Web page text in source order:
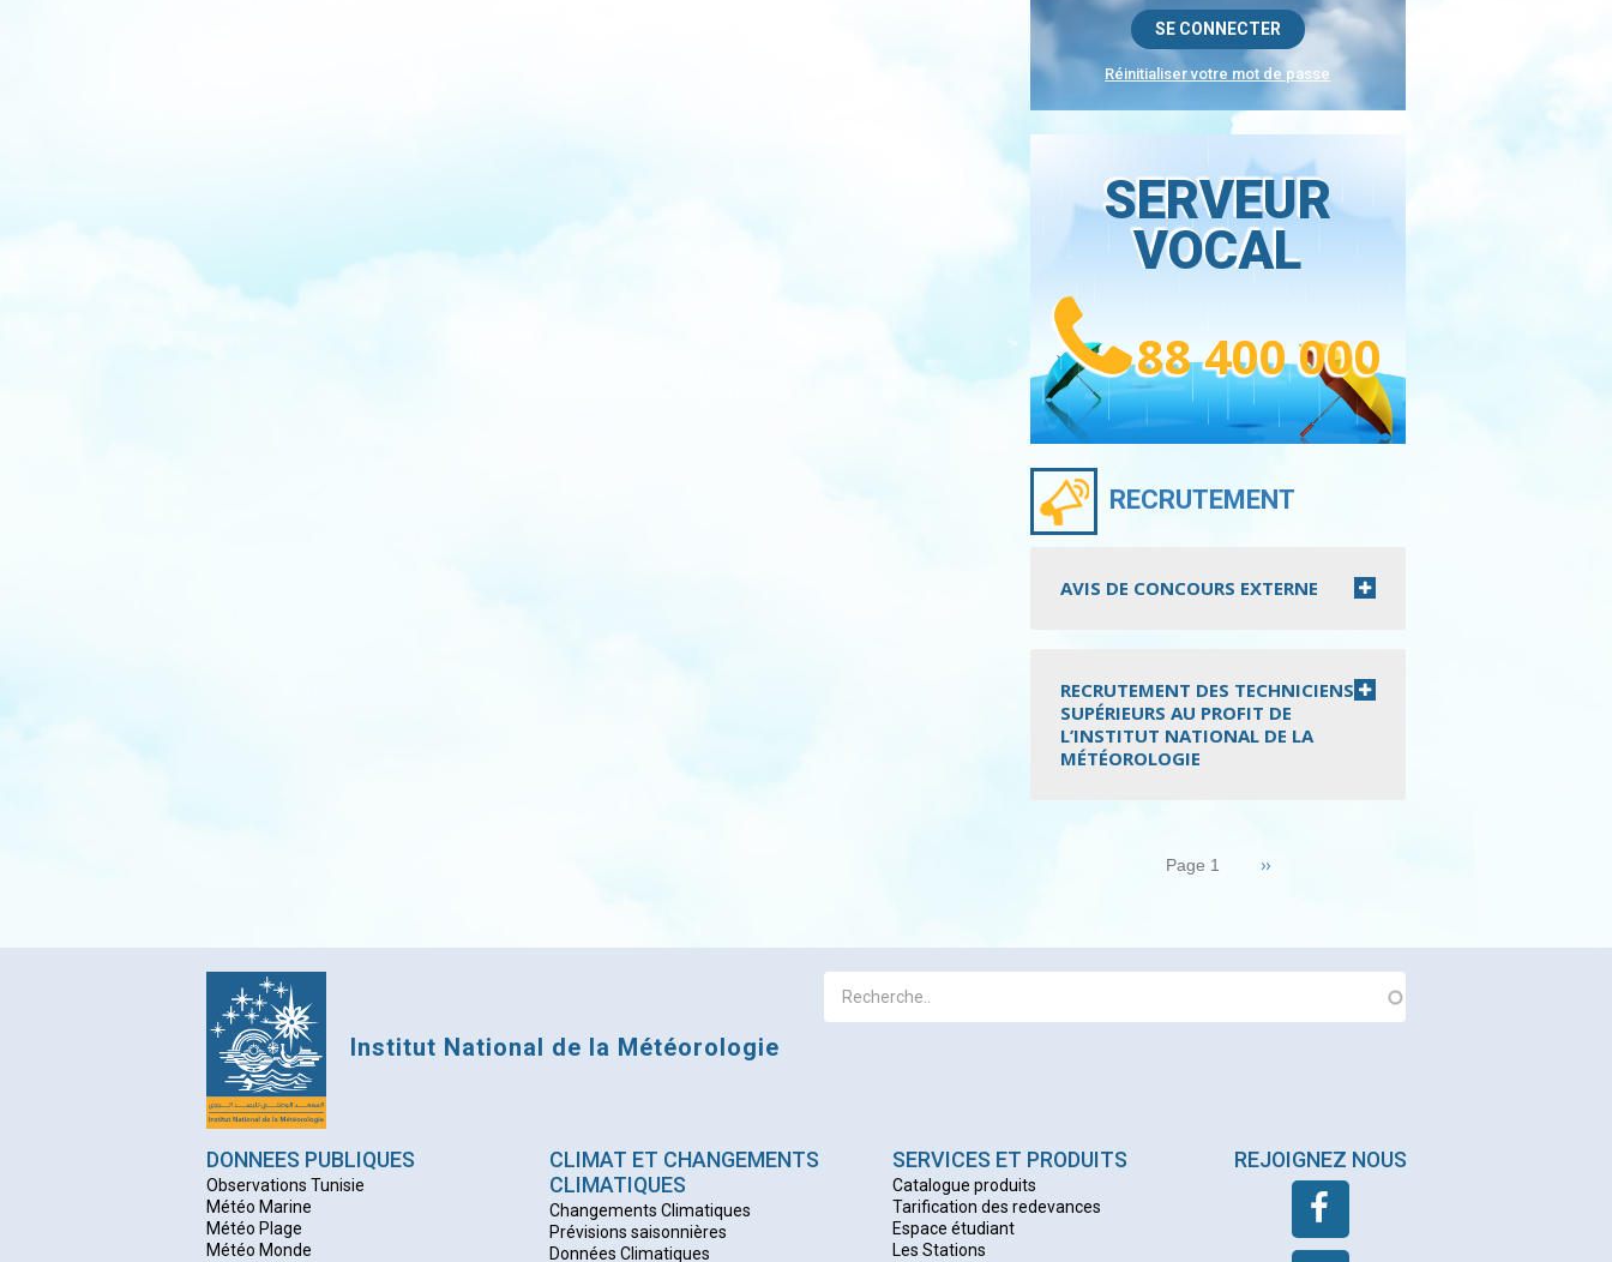
Réinitialiser votre mot de passe
SERVEUR
VOCAL
88 400 000
RECRUTEMENT
AVIS DE CONCOURS EXTERNE
RECRUTEMENT DES TECHNICIENS
SUPÉRIEURS AU PROFIT DE
L’INSTITUT NATIONAL DE LA
MÉTÉOROLOGIE
Page 1 Page
››
Institut National de la Météorologie
DONNEES PUBLIQUES
Observations Tunisie
Météo Marine
Météo Plage
Météo Monde
CLIMAT ET CHANGEMENTS
CLIMATIQUES
Changements Climatiques
Prévisions saisonnières
Données Climatiques
SERVICES ET PRODUITS
Catalogue produits
Tarification des redevances
Espace étudiant
Les Stations
REJOIGNEZ NOUS